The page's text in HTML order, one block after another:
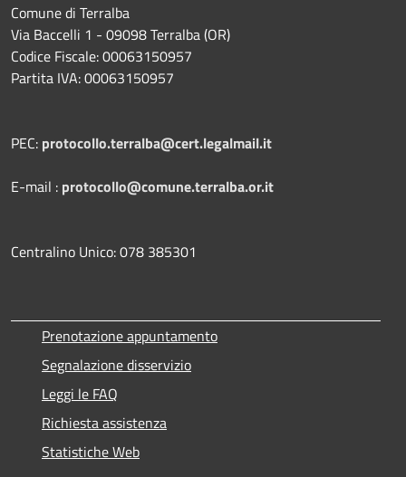
Comune di Terralba
Via Baccelli 1 - 09098 Terralba (OR)
Codice Fiscale: 00063150957
Partita IVA: 00063150957
PEC: protocollo.terralba@cert.legalmail.it
E-mail : protocollo@comune.terralba.or.it
Centralino Unico: 078 385301
Prenotazione appuntamento
Segnalazione disservizio
Leggi le FAQ
Richiesta assistenza
Statistiche Web